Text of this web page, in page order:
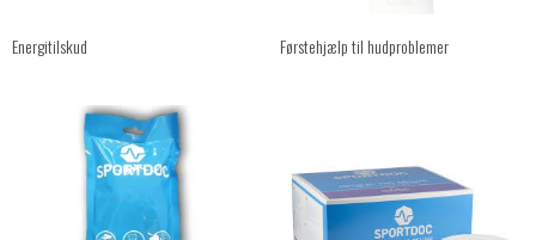
Energitilskud Førstehjælp til hudproblemer